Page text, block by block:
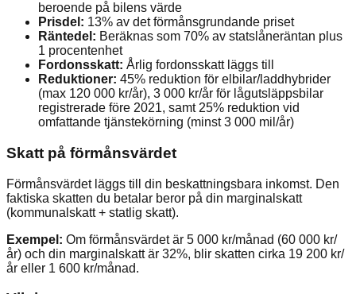
beroende på bilens värde
Prisdel: 13% av det förmånsgrundande priset
Räntedel: Beräknas som 70% av statslåneräntan plus
1 procentenhet
Fordonsskatt: Årlig fordonsskatt läggs till
Reduktioner: 45% reduktion för elbilar/laddhybrider
(max 120 000 kr/år), 3 000 kr/år för lågutsläppsbilar
registrerade före 2021, samt 25% reduktion vid
omfattande tjänstekörning (minst 3 000 mil/år)
Skatt på förmånsvärdet
Förmånsvärdet läggs till din beskattningsbara inkomst. Den
faktiska skatten du betalar beror på din marginalskatt
(kommunalskatt + statlig skatt).
Exempel: Om förmånsvärdet är 5 000 kr/månad (60 000 kr/
år) och din marginalskatt är 32%, blir skatten cirka 19 200 kr/
år eller 1 600 kr/månad.